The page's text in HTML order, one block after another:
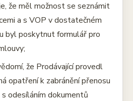
že měl možnost se seznámit
a s VOP v dostatečném
byl poskytnut formulář pro
že Prodávající provedl
opatření k zabránění přenosu
odesíláním dokumentů